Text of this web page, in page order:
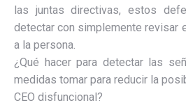
las juntas directivas, estos
detectar con simplemente revisar
a la persona.
¿Qué hacer para detectar las
medidas tomar para reducir la
CEO disfuncional?